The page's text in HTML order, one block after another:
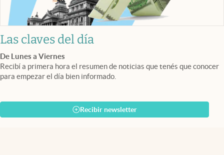
Las claves del día
De Lunes a Viernes
Recibí a primera hora el resumen de noticias que tenés que conocer
para empezar el día bien informado.
Recibir newsletter